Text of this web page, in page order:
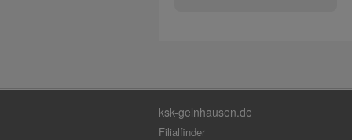
ksk-gelnhausen.de
Filialfinder